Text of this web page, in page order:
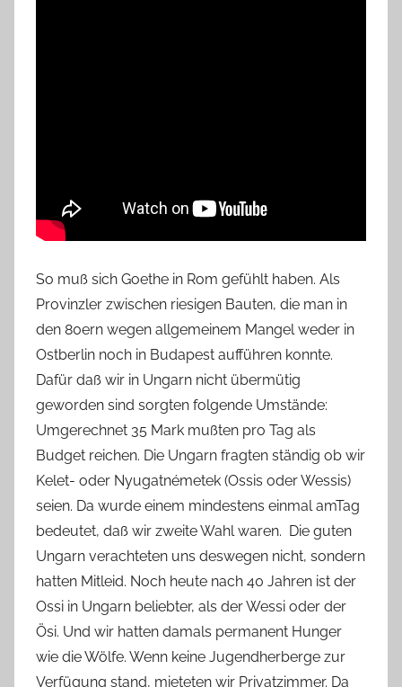
So muß sich Goethe in Rom gefühlt haben. Als
Provinzler zwischen riesigen Bauten, die man in
den 80ern wegen allgemeinem Mangel weder in
Ostberlin noch in Budapest aufführen konnte.
Dafür daß wir in Ungarn nicht übermütig
geworden sind sorgten folgende Umstände:
Umgerechnet 35 Mark mußten pro Tag als
Budget reichen. Die Ungarn fragten ständig ob wir
Kelet- oder Nyugatnémetek (Ossis oder Wessis)
seien. Da wurde einem mindestens einmal amTag
bedeutet, daß wir zweite Wahl waren. Die guten
Ungarn verachteten uns deswegen nicht, sondern
hatten Mitleid. Noch heute nach 40 Jahren ist der
Ossi in Ungarn beliebter, als der Wessi oder der
Ösi. Und wir hatten damals permanent Hunger
wie die Wölfe. Wenn keine Jugendherberge zur
Verfügung stand, mieteten wir Privatzimmer. Da